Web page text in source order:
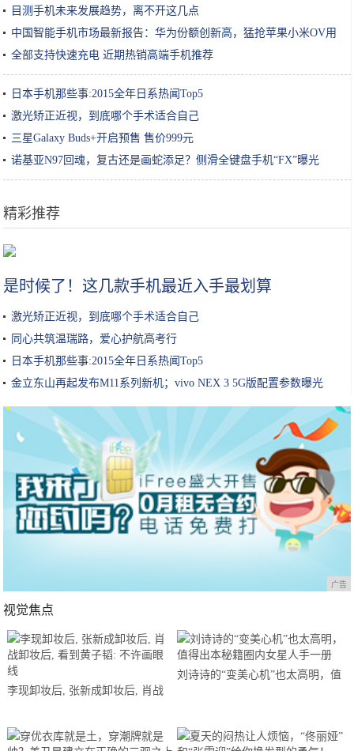
目测手机未来发展趋势，离不开这几点
中国智能手机市场最新报告：华为份额创新高，猛抢苹果小米OV用
户
全部支持快速充电 近期热销高端手机推荐
日本手机那些事:2015全年日系热闻Top5
激光矫正近视，到底哪个手术适合自己
三星Galaxy Buds+开启预售 售价999元
诺基亚N97回魂，复古还是画蛇添足？侧滑全键盘手机“FX”曝光
精彩推荐
是时候了！这几款手机最近入手最划算
激光矫正近视，到底哪个手术适合自己
同心共筑温瑞路，爱心护航高考行
日本手机那些事:2015全年日系热闻Top5
金立东山再起发布M11系列新机；vivo NEX 3 5G版配置参数曝光
广告
视觉焦点
李现卸妆后, 张新成卸妆后, 肖战
刘诗诗的“变美心机”也太高明，值